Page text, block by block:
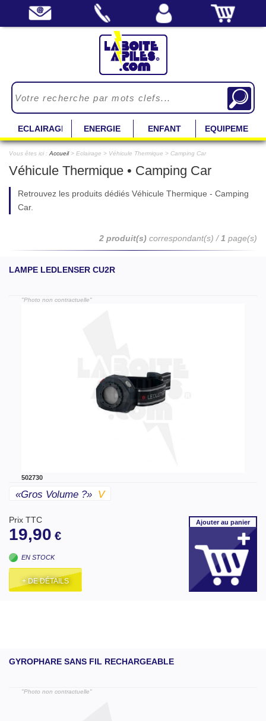
ECLAIRAGE ENERGIE ENFANT EQUIPEMENT
Vous êtes ici : Accueil> Eclairage > Véhicule Thermique > Camping Car
Véhicule Thermique • Camping Car
Retrouvez les produits dédiés Véhicule Thermique - Camping
Car.
2 produit(s) correspondant(s) /1 page(s)
LAMPE LEDLENSER CU2R
"Photo non contractuelle"
502730
«gros Volume ?» V
Prix TTC
19,90 €
EN STOCK
+ DE DÉTAILS
Ajouterau panier
GYROPHARE SANS FIL RECHARGEABLE
"Photo non contractuelle"